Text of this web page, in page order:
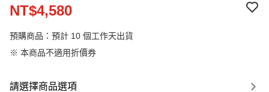
NT$4,580
預購商品：預計 10 個工作天出貨
※ 本商品不適用折價券
請選擇商品選項